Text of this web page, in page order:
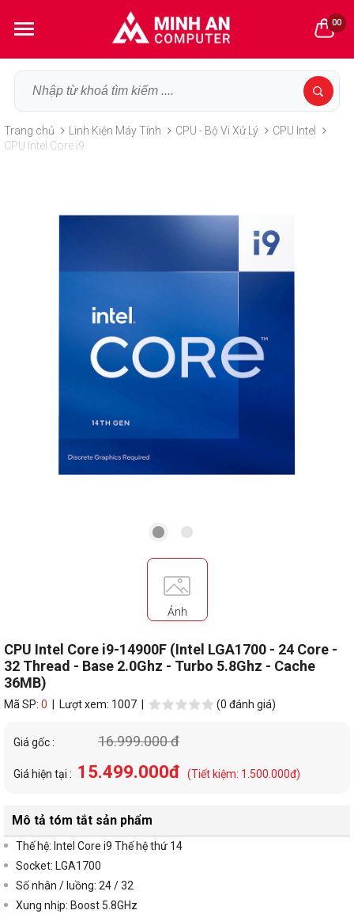
00
Trang chủ Linh Kiện Máy Tính CPU - Bộ Vi Xử Lý
CPU Intel
CPU Intel Core i9
Ảnh
CPU Intel Core i9-14900F (Intel LGA1700 - 24 Core -
32 Thread - Base 2.0Ghz - Turbo 5.8Ghz - Cache
36MB)
Mã SP: 0 | Lượt xem: 1007 | (0 đánh giá)
Giá gốc : 16.999.000 đ
Giá hiện tại : 15.499.000đ (Tiết kiệm: 1.500.000đ)
Mô tả tóm tắt sản phẩm
Thế hệ: Intel Core i9 Thế hệ thứ 14
Socket: LGA1700
Số nhân / luồng: 24 / 32
Xung nhịp: Boost 5.8GHz